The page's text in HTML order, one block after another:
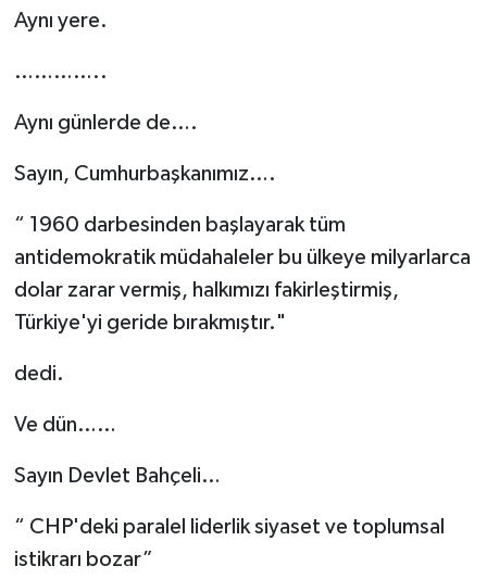
Aynı yere.
…………..
Aynı günlerde de….
Sayın, Cumhurbaşkanımız….
“ 1960 darbesinden başlayarak tüm
antidemokratik müdahaleler bu ülkeye milyarlarca
dolar zarar vermiş, halkımızı fakirleştirmiş,
Türkiye'yi geride bırakmıştır."
dedi.
Ve dün……
Sayın Devlet Bahçeli…
“ CHP'deki paralel liderlik siyaset ve toplumsal
istikrarı bozar”